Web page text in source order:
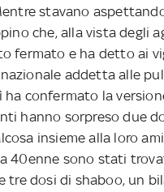
stavano
che, alla vista degli
fermato e ha detto ai
addetta alle
ha confermato la
hanno sorpreso due
insieme alla loro
40enne sono stati
tre dosi di shaboo, un